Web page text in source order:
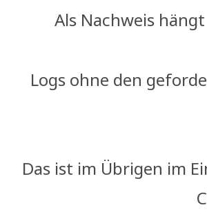
Als Nachweis
Logs ohne den
Das ist im Übrigen im